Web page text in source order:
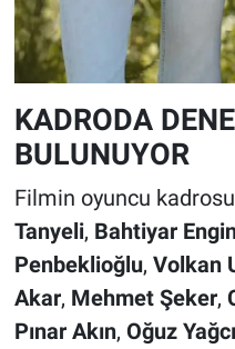
KADRODA
BULUNUYOR
Filmin oyuncu
Tanyeli, Bahtiyar
Penbeklioğlu, Volkan
Akar, Mehmet Şeker,
Pınar Akın, Oğuz Yağcı